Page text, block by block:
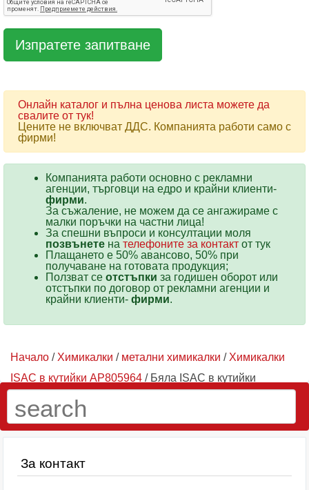
Онлайн каталог и пълна ценова листа можете да
свалите от тук!
Цените не включват ДДС. Компанията работи само с
фирми!
Компанията работи основно с рекламни
агенции, търговци на едро и крайни клиенти-
фирми.
За съжаление, не можем да се ангажираме с
малки поръчки на частни лица!
За спешни въпроси и консултации моля
позвънете на телефоните за контакт от тук
Плащането е 50% авансово, 50% при
получаване на готовата продукция;
Ползват се отстъпки за годишен оборот или
отстъпки по договор от рекламни агенции и
крайни клиенти- фирми.
Начало / Химикалки / метални химикалки / Химикалки
ISAC в кутийки AP805964 / Бяла ISAC в кутийки
AP805964-01
За контакт